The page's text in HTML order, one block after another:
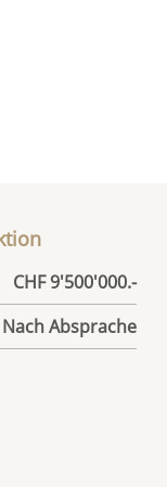
CHF 9'500'000.-
Nach Absprache